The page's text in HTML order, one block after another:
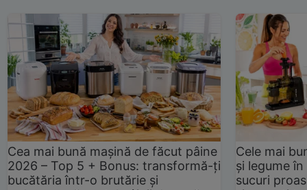
Cea mai bună mașină de făcut pâine
2026 – Top 5 + Bonus: transformă-ți
bucătăria într-o brutărie și
Cele mai
și legume
sucuri